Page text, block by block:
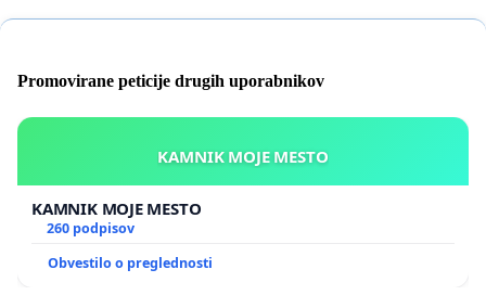
Promovirane peticije drugih uporabnikov
KAMNIK MOJE MESTO
KAMNIK MOJE MESTO
260 podpisov
Obvestilo o preglednosti